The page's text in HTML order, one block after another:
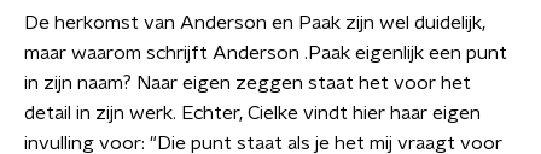
De herkomst van Anderson en Paak zijn wel duidelijk,
maar waarom schrijft Anderson .Paak eigenlijk een punt
in zijn naam? Naar eigen zeggen staat het voor het
detail in zijn werk. Echter, Cielke vindt hier haar eigen
invulling voor: "Die punt staat als je het mij vraagt voor